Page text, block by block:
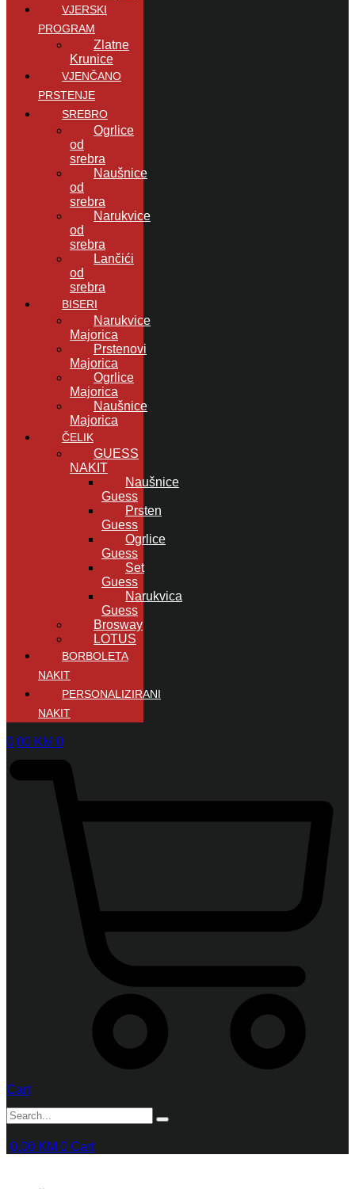
VJERSKI
PROGRAM
Zlatne
Krunice
VJENČANO
PRSTENJE
SREBRO
Ogrlice
od
srebra
Naušnice
od
srebra
Narukvice
od
srebra
Lančići
od
srebra
BISERI
Narukvice
Majorica
Prstenovi
Majorica
Ogrlice
Majorica
Naušnice
Majorica
ČELIK
GUESS
NAKIT
Naušnice
Guess
Prsten
Guess
Ogrlice
Guess
Set
Guess
Narukvica
Guess
Brosway
LOTUS
BORBOLETA
NAKIT
PERSONALIZIRANI
NAKIT
0,00 KM 0
Cart
0,00 KM 0 Cart